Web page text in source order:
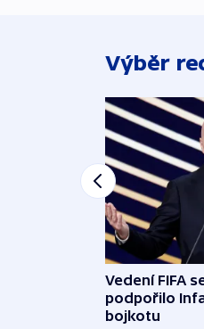
Výběr
Vedení FIFA
podpořilo
bojkotu